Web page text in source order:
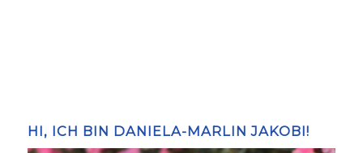
HI, ICH BIN DANIELA-MARLIN JAKOBI!